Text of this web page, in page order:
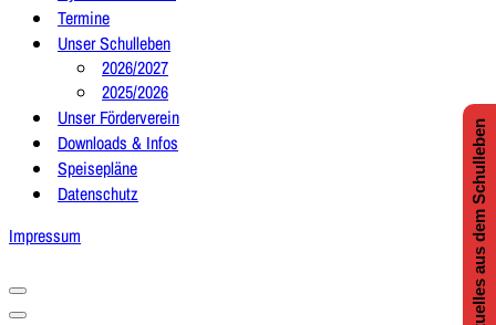
Termine
Unser Schulleben
2026/2027
2025/2026
Unser Förderverein
Downloads & Infos
Speisepläne
Datenschutz
Impressum
Navigationsmenü
Aktuelles aus dem Schulleben